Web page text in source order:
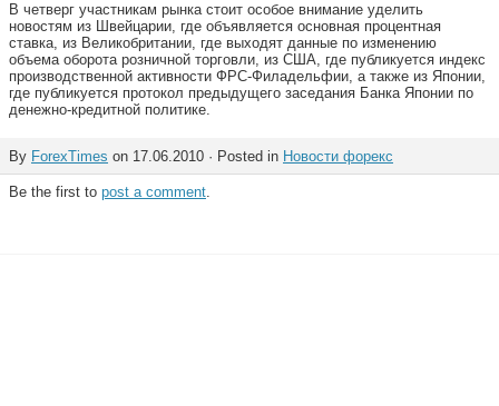
В четверг участникам рынка стоит особое внимание уделить
новостям из Швейцарии, где объявляется основная процентная
ставка, из Великобритании, где выходят данные по изменению
объема оборота розничной торговли, из США, где публикуется индекс
производственной активности ФРС-Филадельфии, а также из Японии,
где публикуется протокол предыдущего заседания Банка Японии по
денежно-кредитной политике.
By ForexTimes on 17.06.2010 · Posted in Новости форекс
Be the first to post a comment.